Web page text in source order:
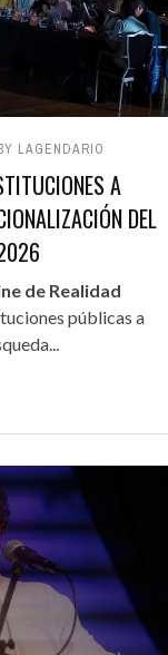
LAGENDARIO
A
DEL
de Realidad
públicas a